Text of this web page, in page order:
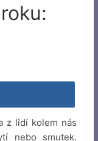
z lidí kolem nás
nebo smutek.